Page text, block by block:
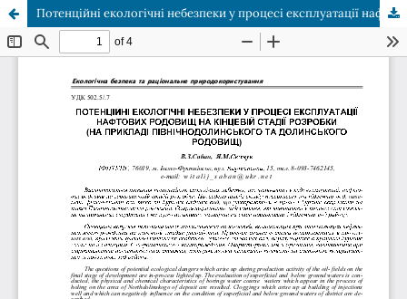
Потенційні екологічні небезпеки у процесі експлуатації нафтових родовищ на кінцевій стадії розробки (на прикладі Північнодолинського та Долинського родовищ)